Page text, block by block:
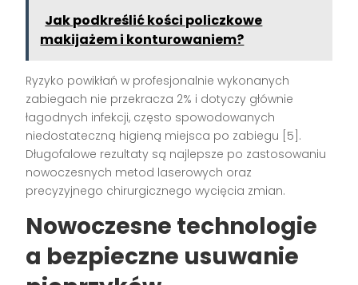
Jak podkreślić kości policzkowe
makijażem i konturowaniem?
Ryzyko powikłań w profesjonalnie wykonanych
zabiegach nie przekracza 2% i dotyczy głównie
łagodnych infekcji, często spowodowanych
niedostateczną higieną miejsca po zabiegu [5] .
Długofalowe rezultaty są najlepsze po zastosowaniu
nowoczesnych metod laserowych oraz
precyzyjnego chirurgicznego wycięcia zmian.
Nowoczesne technologie
a bezpieczne usuwanie